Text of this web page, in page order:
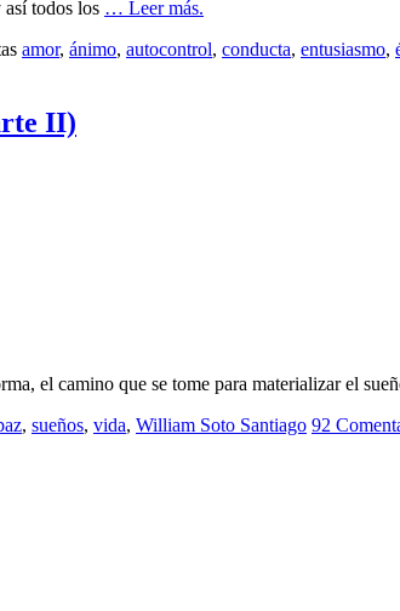
todos los … Leer más.
amor, ánimo, autocontrol, conducta, entusiasmo,
II)
el camino que se tome para materializar el
, sueños, vida, William Soto Santiago 92